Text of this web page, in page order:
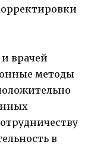
врачей
методы
в